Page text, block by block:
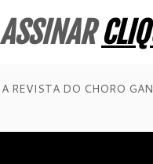
REVISTA DO CHORO